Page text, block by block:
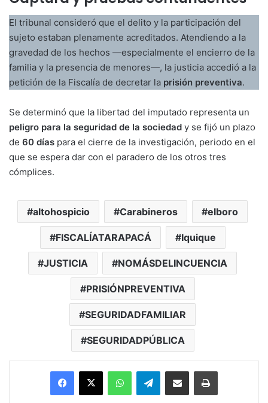
El tribunal consideró que el delito y la participación del
sujeto estaban plenamente acreditados. Atendiendo a la
gravedad de los hechos —especialmente el encierro de la
familia y la presencia de menores—, la justicia accedió a la
petición de la Fiscalía de decretar la prisión preventiva.
Se determinó que la libertad del imputado representa un
peligro para la seguridad de la sociedad y se fijó un plazo
de 60 días para el cierre de la investigación, periodo en el
que se espera dar con el paradero de los otros tres
cómplices.
altohospicio Carabineros elboro
FISCALÍATARAPACÁ Iquique
JUSTICIA NOMÁSDELINCUENCIA
PRISIÓNPREVENTIVA
SEGURIDADFAMILIAR
SEGURIDADPÚBLICA
Facebook
X WhatsAppTelegramEnviar vía email Imprimir